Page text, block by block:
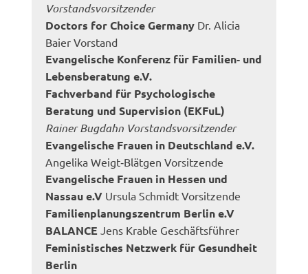
Vorstandsvorsitzender
Doctors for Choice Germany Dr. Alicia
Baier Vorstand
Evangelische Konferenz für Familien‐ und
Lebensberatung e.V.
Fachverband für Psychologische
Beratung und Supervision (EKFuL)
Rainer Bugdahn Vorstandsvorsitzender
Evangelische Frauen in Deutschland e.V.
Angelika Weigt‐Blätgen Vorsitzende
Evangelische Frauen in Hessen und
Nassau e.V Ursula Schmidt Vorsitzende
Familienplanungszentrum Berlin e.V
BALANCEJens Krable Geschäftsführer
Feministisches Netzwerk für Gesundheit
Berlin